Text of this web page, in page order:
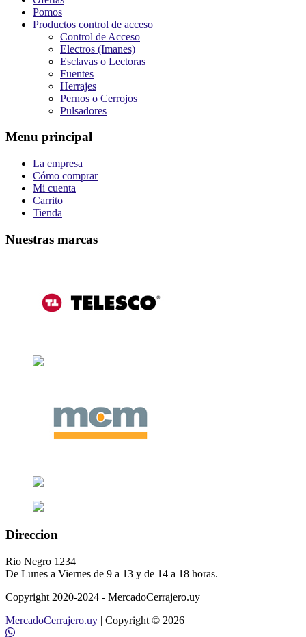
Pomos
Productos control de acceso
Control de Acceso
Electros (Imanes)
Esclavas o Lectoras
Fuentes
Herrajes
Pernos o Cerrojos
Pulsadores
Menu principal
La empresa
Cómo comprar
Mi cuenta
Carrito
Tienda
Nuestras marcas
Direccion
Rio Negro 1234
De Lunes a Viernes de 9 a 13 y de 14 a 18 horas.
Copyright 2020-2024 - MercadoCerrajero.uy
MercadoCerrajero.uy | Copyright © 2026